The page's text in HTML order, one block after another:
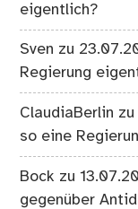
eigentlich?
Sven zu
Regierung
ClaudiaBerlin zu
so eine
Bock zu
gegenüber